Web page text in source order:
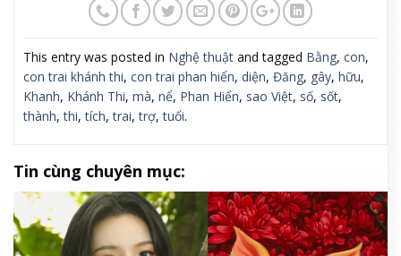
This entry was posted in Nghệ thuật and tagged Bằng, con,
con trai khánh thi, con trai phan hiển, diện, Đăng, gây, hữu,
Khanh, Khánh Thi, mà, nể, Phan Hiển, sao Việt, số, sốt,
thành,thi,tích,trai,trợ,tuổi.
Tin cùng chuyên mục: